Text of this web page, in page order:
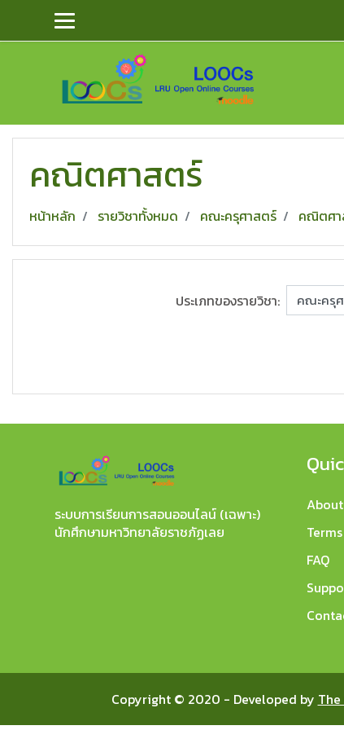
ข้ามไปยังเนื้อหาหลัก
คณิตศาสตร์
หน้าหลัก รายวิชาทั้งหมด คณะครุศาสตร์ คณิตศ
ประเภทของรายวิชา:
ระบบการเรียนการสอนออนไลน์ (เฉพาะ)
นักศึกษามหาวิทยาลัยราชภัฏเลย
FAQ
Copyright © 2020 - Developed by